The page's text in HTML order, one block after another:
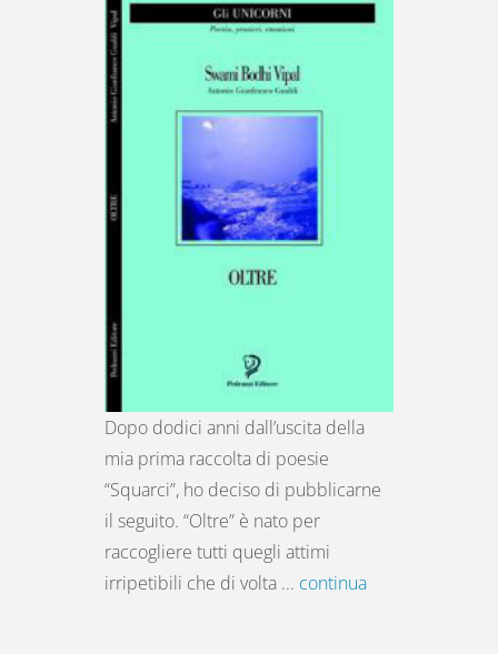
Dopo dodici anni dall’uscita della
mia prima raccolta di poesie
“Squarci”, ho deciso di pubblicarne
il seguito. “Oltre” è nato per
raccogliere tutti quegli attimi
irripetibili che di volta ... continua